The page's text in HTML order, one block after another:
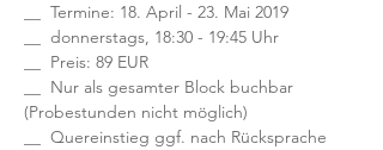
__  Termine: 18. April - 23. Mai 2019
__  donnerstags, 18:30 - 19:45 Uhr
__  Preis: 89 EUR
__  Nur als gesamter Block buchbar
(Probestunden nicht möglich)
__  Quereinstieg ggf. nach Rücksprache